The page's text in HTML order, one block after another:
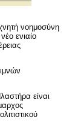
νοημοσύνη
ενιαίο
είναι